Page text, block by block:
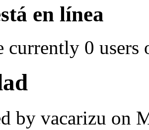
en línea
currently 0 users
by vacarizu on